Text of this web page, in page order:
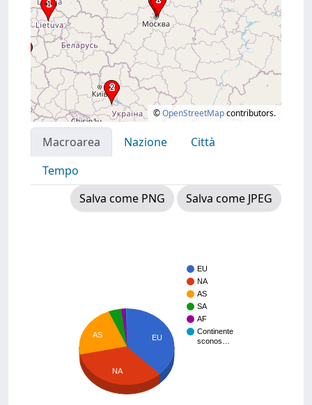
©OpenStreetMapcontributors.
Macroarea Nazione
Città
Tempo
Salva come PNG
Salva come JPEG
EU
NA
AS
SA
AF
Continente
sconos…
EU
AS
NA